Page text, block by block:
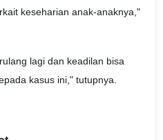
keseharian anak-anaknya,"
lagi dan keadilan bisa
kasus ini," tutupnya.